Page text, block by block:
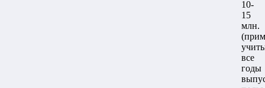
10-
15
млн.
все
годы